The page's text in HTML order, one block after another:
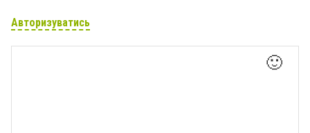
Авторизуватись
🙂